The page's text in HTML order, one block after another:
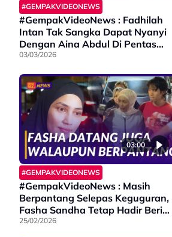
#GEMPAKVIDEONEWS
#GempakVideoNews : Fadhilah
Intan Tak Sangka Dapat Nyanyi
Dengan Aina Abdul Di Pentas
Anugerah
03/03/2026
03:00
#GEMPAKVIDEONEWS
#GempakVideoNews : Masih
Berpantang Selepas Keguguran,
Fasha Sandha Tetap Hadir Beri
Sokongan Pada Amyza Aznan
25/02/2026